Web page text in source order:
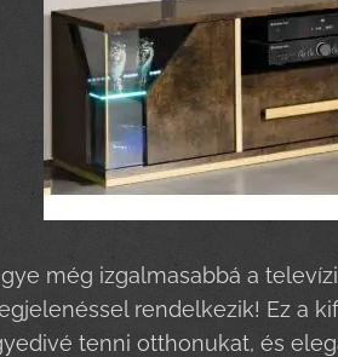
még izgalmasabbá a
rendelkezik! Ez a
tenni otthonukat, és